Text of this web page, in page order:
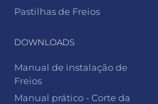
Pastilhas de Freios
DOWNLOADS
Manual de instalação de
Freios
Manual prático - Corte da